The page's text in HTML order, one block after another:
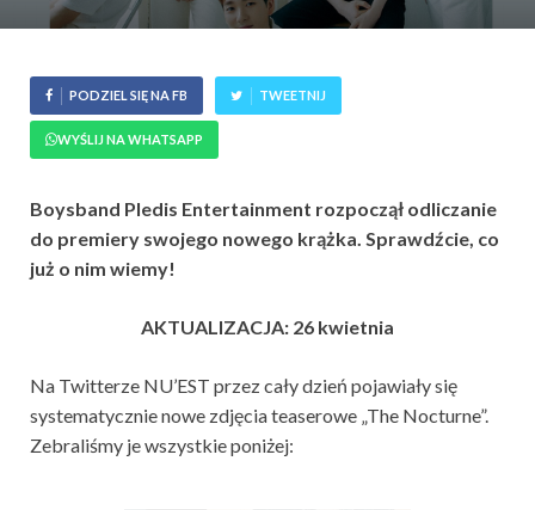
PODZIEL SIĘ NA FB TWEETNIJ
WYŚLIJ NA WHATSAPP
Boysband Pledis Entertainment rozpoczął odliczanie
do premiery swojego nowego krążka. Sprawdźcie, co
już o nim wiemy!
AKTUALIZACJA: 26 kwietnia
Na Twitterze NU’EST przez cały dzień pojawiały się
systematycznie nowe zdjęcia teaserowe „The Nocturne”.
Zebraliśmy je wszystkie poniżej: